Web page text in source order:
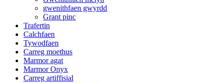
gwenithfaen gwyrdd
Grant pinc
Trafertin
Calchfaen
Tywodfaen
Carreg moethus
Marmor agat
Marmor Onyx
Carreg artiffisial